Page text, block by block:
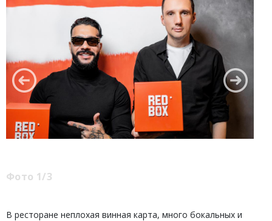
Фото 1/3
В ресторане неплохая винная карта, много бокальных и